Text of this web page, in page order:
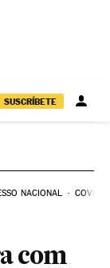
SUSCRÍBETE
NACIONAL COVID-
com